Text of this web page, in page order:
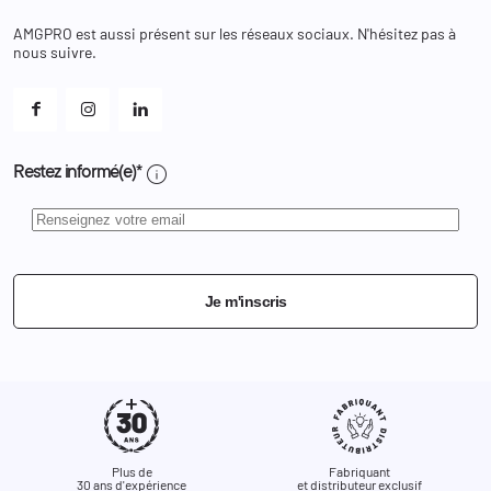
Et les cookies ?
AMGPRO est aussi présent sur les réseaux sociaux. N'hésitez pas à
nous suivre.
Restez informé(e)* info
Je m'inscris
Plus de
30 ans d'expérience
Fabriquant
et distributeur exclusif